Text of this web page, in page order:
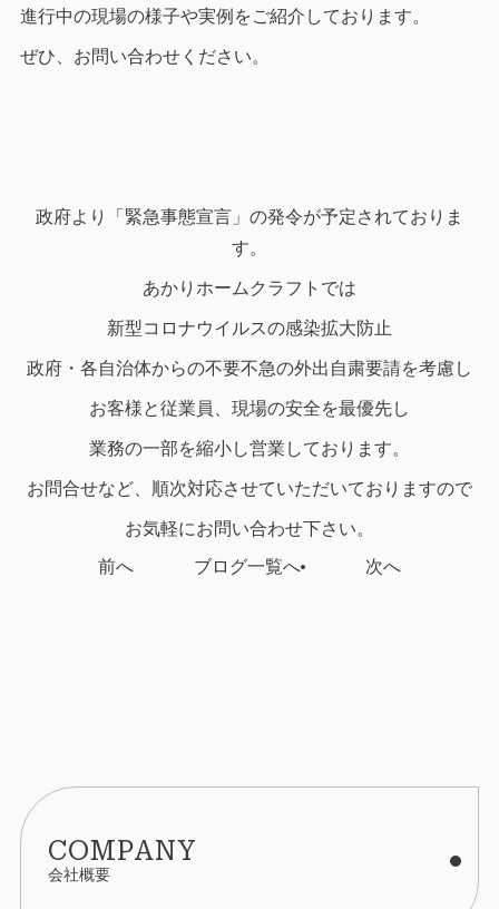
進行中の現場の様子や実例をご紹介しております。
ぜひ、お問い合わせください。
政府より「緊急事態宣言」の発令が予定されておりま
す。
あかりホームクラフトでは
新型コロナウイルスの感染拡大防止
政府・各自治体からの不要不急の外出自粛要請を考慮し
お客様と従業員、現場の安全を最優先し
業務の一部を縮小し営業しております。
お問合せなど、順次対応させていただいておりますので
お気軽にお問い合わせ下さい。
前へ
ブログ一覧へ 次へ
COMPANY
会社概要